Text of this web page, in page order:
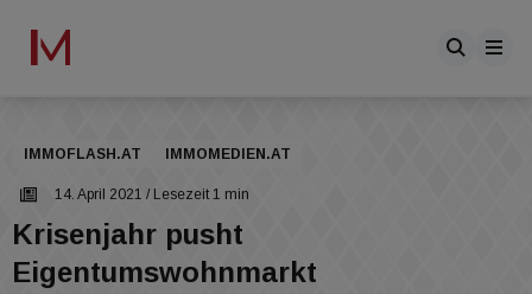
IMMOFLASH.AT IMMOMEDIEN.AT
14. April 2021 / Lesezeit 1 min
Krisenjahr pusht
Eigentumswohnmarkt